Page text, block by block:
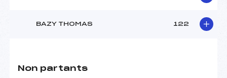
BAZY THOMAS 122
Non partants